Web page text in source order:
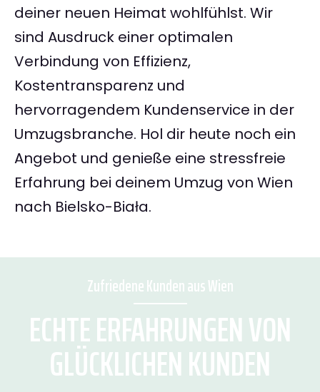
deiner neuen Heimat wohlfühlst. Wir
sind Ausdruck einer optimalen
Verbindung von Effizienz,
Kostentransparenz und
hervorragendem Kundenservice in der
Umzugsbranche. Hol dir heute noch ein
Angebot und genieße eine stressfreie
Erfahrung bei deinem Umzug von Wien
nach Bielsko-Biała.
Zufriedene Kunden aus Wien
ECHTE ERFAHRUNGEN VON
GLÜCKLICHEN KUNDEN